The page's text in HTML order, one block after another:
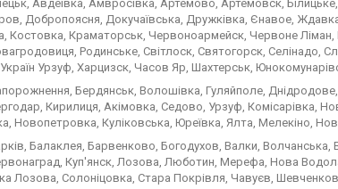
Авдеївка, Амвросівка, Артемово, Артемовск,
Добропоясня, Докучаївська, Дружківка, Єнавое,
Костовка, Краматорськ, Червоноармейск, Червоне
Родинське, Світлоск, Святогорск, Селінадо,
Україн Урзуф, Харцизск, Часов Яр, Шахтерськ,
Бердянськ, Волошівка, Гуляйполе,
Кирилиця, Акімовка, Седово, Урзуф, Комісарівка,
Новопетровка, Куліковська, Юреївка, Ялта, Мелекіно,
Балаклея, Барвенково, Богодухов, Валки, Волчанська,
Куп'янск, Лозова, Люботин, Мерефа, Нова
Лозова, Солоніцовка, Стара Покрівля, Чавуєв,